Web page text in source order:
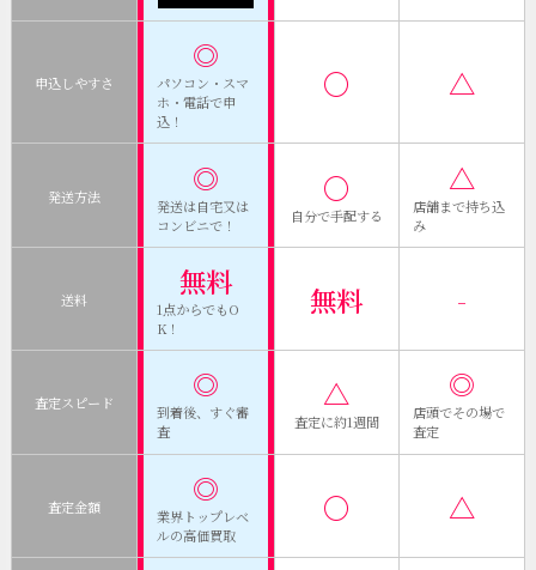
申込しやすさ
◎
パソコン・スマ
ホ・電話で申
込！
〇 △
発送方法 ◎
発送は自宅又は
コンビニで！
〇
自分で手配する
△
店舗まで持ち込
み
送料 無料
1点からでもO
K！
無料 -
査定スピード ◎
到着後、すぐ審
査
△
査定に約1週間
◎
店頭でその場で
査定
査定金額 ◎
業界トップレベ
ルの高価買取
〇 △